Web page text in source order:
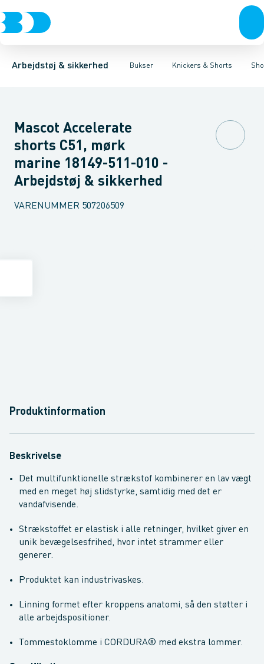
Arbejdstøj & sikkerhed Bukser
Trøjer & t-shirtsBukser Overtøj & huer Undertøj & sokker Sko
Knickers & Shorts
BukserKnickers & Shorts OverallsKedeldragterKnæskånere
Knickers med hængelommerKnickers med lårlommer
Mascot Accelerate
shorts C51, mørk
marine 18149-511-010 -
Arbejdstøj & sikkerhed
VARENUMMER 507206509
Produktinformation
Beskrivelse
Det multifunktionelle strækstof kombinerer en lav vægt
med en meget høj slidstyrke, samtidig med det er
vandafvisende.
Strækstoffet er elastisk i alle retninger, hvilket giver en
unik bevægelsesfrihed, hvor intet strammer eller
generer.
Produktet kan industrivaskes.
Linning formet efter kroppens anatomi, så den støtter i
alle arbejdspositioner.
Tommestoklomme i CORDURA® med ekstra lommer.